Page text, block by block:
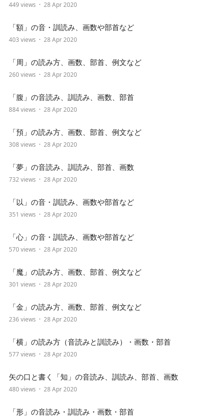
449 views 28 Apr 2020
「額」の音・訓読み、画数や部首など
403 views 28 Apr 2020
「周」の読み方、画数、部首、例文など
260 views 28 Apr 2020
「腹」の音読み、訓読み、画数、部首
884 views 28 Apr 2020
「預」の読み方、画数、部首、例文など
308 views 28 Apr 2020
「夢」の音読み、訓読み、部首、画数
732 views 28 Apr 2020
「以」の音・訓読み、画数や部首など
351 views 28 Apr 2020
「心」の音・訓読み、画数や部首など
570 views 28 Apr 2020
「魔」の読み方、画数、部首、例文など
301 views 28 Apr 2020
「金」の読み方、画数、部首、例文など
236 views 28 Apr 2020
「横」の読み方（音読みと訓読み）・画数・部首
577 views 28 Apr 2020
矢の口と書く「知」の音読み、訓読み、部首、画数
480 views 28 Apr 2020
「形」の音読み・訓読み・画数・部首